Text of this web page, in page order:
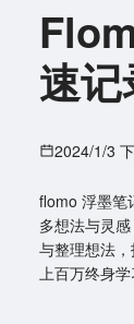
速
2024/1/3
flomo 浮墨笔
多想法与灵
与整理想法
上百万终身学